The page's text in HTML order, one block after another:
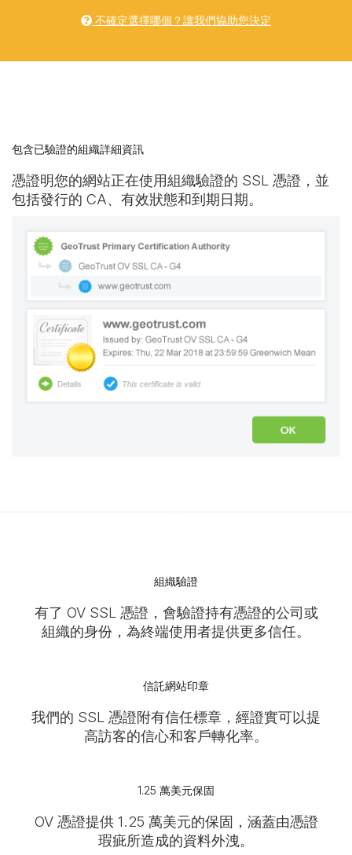
不確定選擇哪個？讓我們協助您決定
包含已驗證的組織詳細資訊
憑證明您的網站正在使用組織驗證的 SSL 憑證，並
包括發行的 CA、有效狀態和到期日期。
組織驗證
有了 OV SSL 憑證，會驗證持有憑證的公司或
組織的身份，為終端使用者提供更多信任。
信託網站印章
我們的 SSL 憑證附有信任標章，經證實可以提
高訪客的信心和客戶轉化率。
1.25 萬美元保固
OV 憑證提供 1.25 萬美元的保固，涵蓋由憑證
瑕疵所造成的資料外洩。